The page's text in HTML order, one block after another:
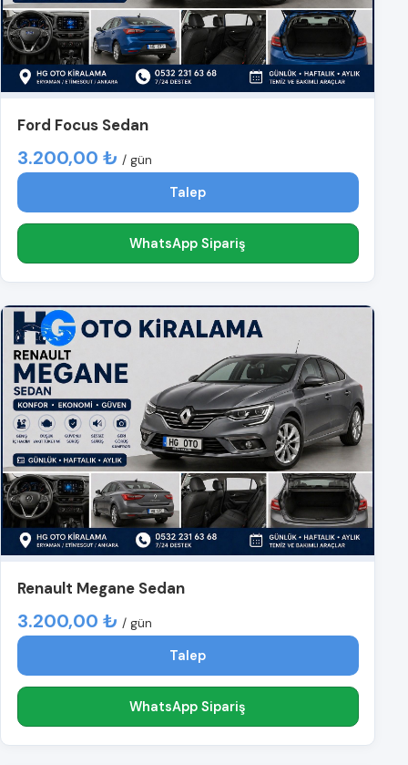
Ford Focus Sedan
3.200,00 ₺ / gün
Talep
WhatsApp Sipariş
Renault Megane Sedan
3.200,00 ₺ / gün
Talep
WhatsApp Sipariş